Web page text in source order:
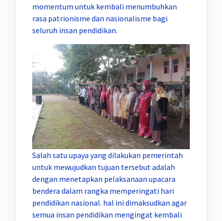
momentum untuk kembali menumbuhkan
rasa patrionisme dan nasionalisme bagi
seluruh insan pendidikan.
Salah satu upaya yang dilakukan pemerintah
untuk mewujudkan tujuan tersebut adalah
dengan menetapkan pelaksanaan upacara
bendera dalam rangka memperingati hari
pendidikan nasional. hal ini dimaksudkan agar
semua insan pendidikan mengingat kembali